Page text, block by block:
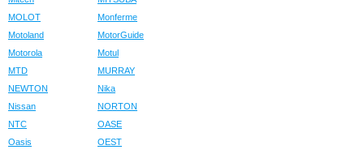
MOLOT
Monferme
Motoland
MotorGuide
Motorola
Motul
MTD
MURRAY
NEWTON
Nika
Nissan
NORTON
NTC
OASE
Oasis
OEST